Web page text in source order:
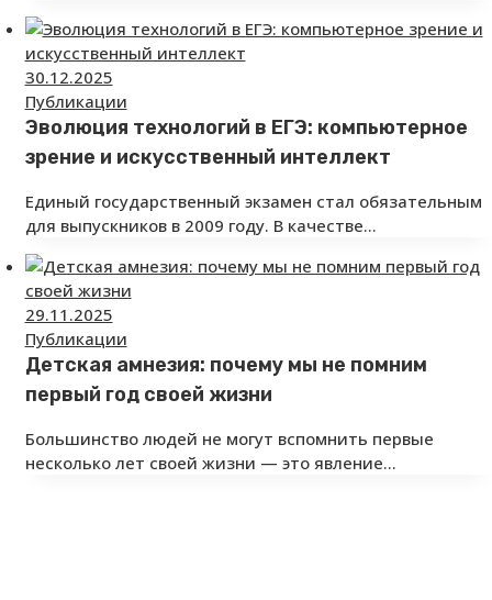
30.12.2025
Публикации
Эволюция технологий в ЕГЭ: компьютерное
зрение и искусственный интеллект
Единый государственный экзамен стал обязательным
для выпускников в 2009 году. В качестве…
29.11.2025
Публикации
Детская амнезия: почему мы не помним
первый год своей жизни
Большинство людей не могут вспомнить первые
несколько лет своей жизни — это явление…